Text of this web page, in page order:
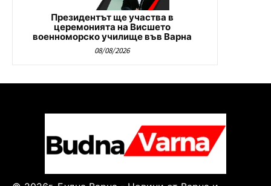
Президентът ще участва в
церемонията на Висшето
военноморско училище във Варна
08/08/2026